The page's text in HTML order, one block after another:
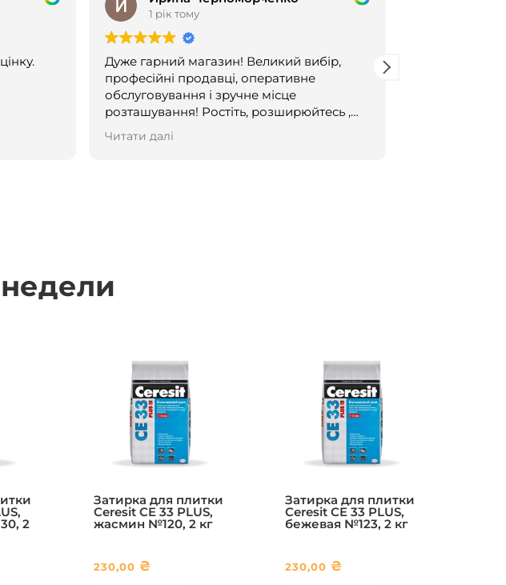
1 рік тому
Дуже гарний магазин! Великий вибір,
професійні продавці, оперативне
обслуговування і зручне місце
розташування! Ростіть, розширюйтесь ,
дивуйте своєю креативністю і всілякими
новинками!
Читати далі
2
Затирка для плитки
Ceresit CE 33 PLUS,
жасмин №120, 2 кг
230,00 ₴
Затирка для плитки
Ceresit CE 33 PLUS,
бежевая №123, 2 кг
230,00 ₴